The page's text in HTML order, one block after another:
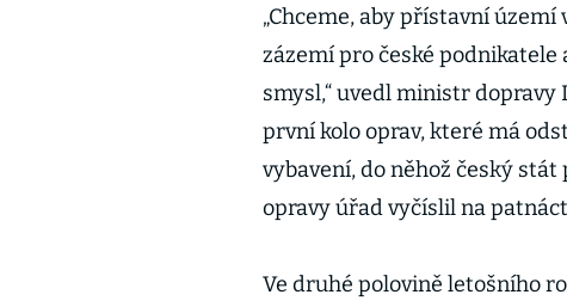
„Chceme, aby přístavní
zázemí pro české
smysl,“ uvedl ministr dopravy
první kolo oprav, které má
vybavení, do něhož český
opravy úřad vyčíslil na
Ve druhé polovině letošního